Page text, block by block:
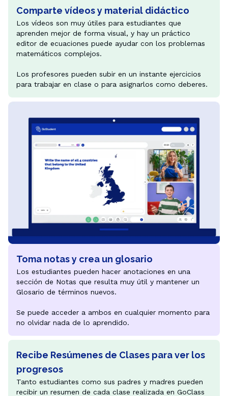
Comparte vídeos y material didáctico
Los vídeos son muy útiles para estudiantes que
aprenden mejor de forma visual, y hay un práctico
editor de ecuaciones puede ayudar con los problemas
matemáticos complejos.
Los profesores pueden subir en un instante ejercicios
para trabajar en clase o para asignarlos como deberes.
Toma notas y crea un glosario
Los estudiantes pueden hacer anotaciones en una
sección de Notas que resulta muy útil y mantener un
Glosario de términos nuevos.
Se puede acceder a ambos en cualquier momento para
no olvidar nada de lo aprendido.
Recibe Resúmenes de Clases para ver los
progresos
Tanto estudiantes como sus padres y madres pueden
recibir un resumen de cada clase realizada en GoClass